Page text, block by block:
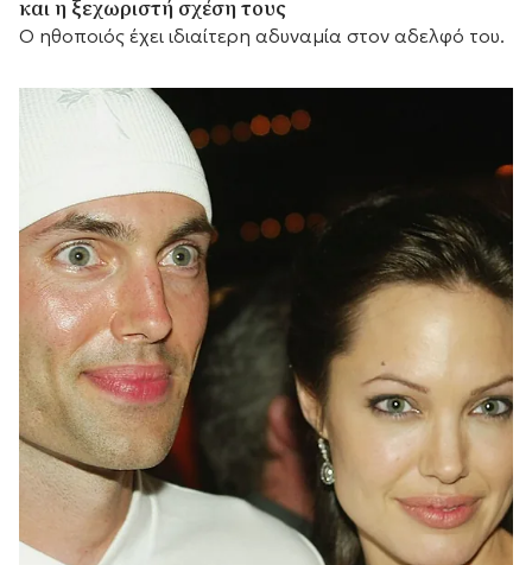
και η ξεχωριστή σχέση τους
Ο ηθοποιός έχει ιδιαίτερη αδυναμία στον αδελφό του.